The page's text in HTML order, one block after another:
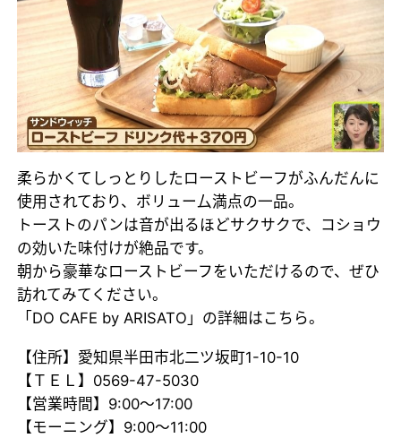
柔らかくてしっとりしたローストビーフがふんだんに
使用されており、ボリュー厶満点の一品。
トーストのパンは音が出るほどサクサクで、コショウ
の効いた味付けが絶品です。
朝から豪華なローストビーフをいただけるので、ぜひ
訪れてみてください。
「DO CAFE by ARISATO」の詳細はこちら。
【住所】愛知県半田市北二ツ坂町1-10-10
【ＴＥＬ】0569-47-5030
【営業時間】9:00～17:00
【モーニング】9:00～11:00